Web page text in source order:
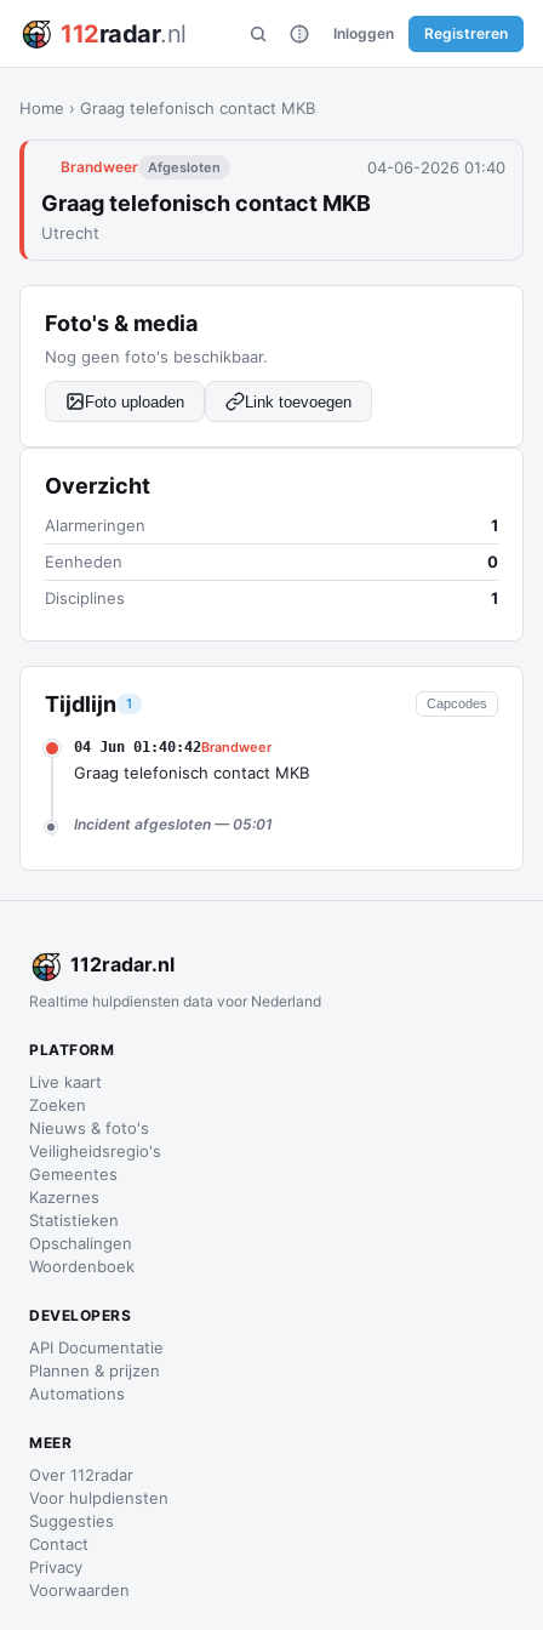
112radar.nl Inloggen Registreren
Home › Graag telefonisch contact MKB
Brandweer Afgesloten 04-06-2026 01:40
Graag telefonisch contact MKB
Utrecht
Tijdlijn 1 Capcodes
04 Jun 01:40:42Brandweer
Graag telefonisch contact MKB
Incident afgesloten — 05:01
Foto's & media
Nog geen foto's beschikbaar.
Foto uploaden Link toevoegen
Overzicht
Alarmeringen
1
Eenheden
0
Disciplines
1
112radar.nl
Realtime hulpdiensten data voor Nederland
PLATFORM
Live kaart
Zoeken
Nieuws & foto's
Veiligheidsregio's
Gemeentes
Kazernes
Statistieken
Opschalingen
Woordenboek
DEVELOPERS
API Documentatie
Plannen & prijzen
Automations
MEER
Over 112radar
Voor hulpdiensten
Suggesties
Contact
Privacy
Voorwaarden